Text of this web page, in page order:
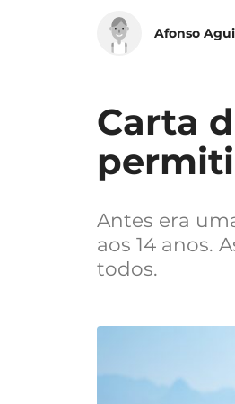
Afonso
Carta
Antes era
aos 14 anos.
todos.